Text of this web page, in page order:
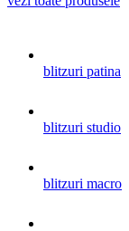
blitzuri patina
blitzuri studio
blitzuri macro